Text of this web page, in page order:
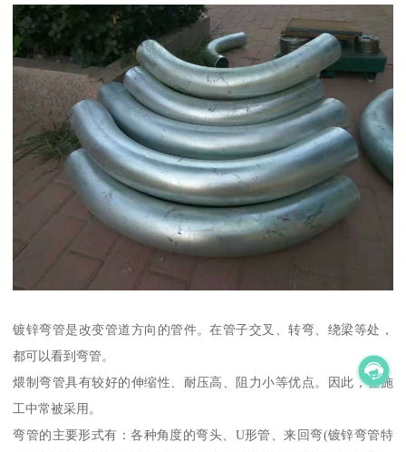
镀锌弯管是改变管道方向的管件。在管子交叉、转弯、绕梁等处，
都可以看到弯管。
煨制弯管具有较好的伸缩性、耐压高、阻力小等优点。因此，在施
工中常被采用。
弯管的主要形式有：各种角度的弯头、U形管、来回弯(镀锌弯管特